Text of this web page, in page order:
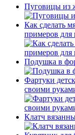
Пуговицы из
Как сделать
примеров для
Подушка в
Фартуки
своими
Клатч